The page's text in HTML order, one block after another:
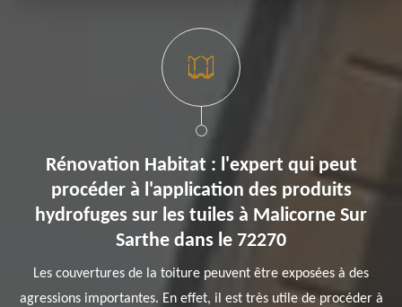
Rénovation Habitat : l'expert qui peut
procéder à l'application des produits
hydrofuges sur les tuiles à Malicorne Sur
Sarthe dans le 72270
Les couvertures de la toiture peuvent être exposées à des
agressions importantes. En effet, il est très utile de procéder à